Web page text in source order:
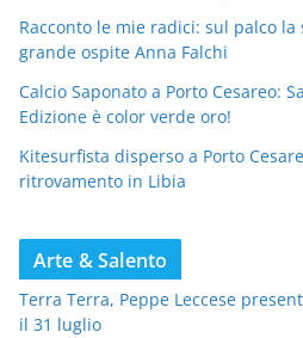
Racconto le mie radici: sul palco
grande ospite Anna Falchi
Calcio Saponato a Porto Cesareo:
Edizione è color verde oro!
Kitesurfista disperso a Porto
ritrovamento in Libia
Arte & Salento
Terra Terra, Peppe Leccese
il 31 luglio